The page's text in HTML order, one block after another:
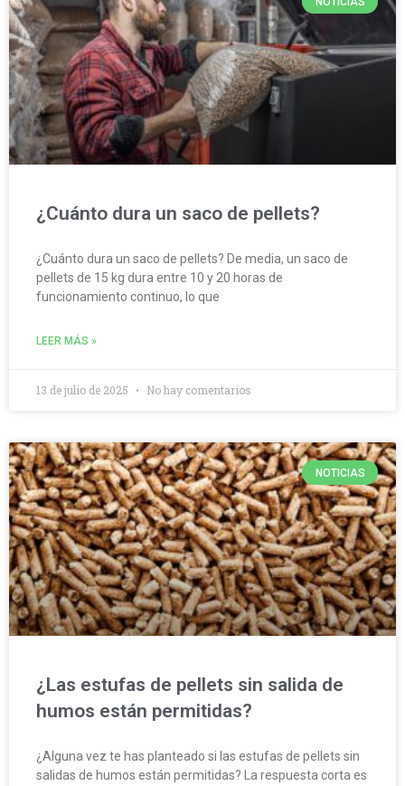
¿Cuánto dura un saco de pellets?
¿Cuánto dura un saco de pellets? De media, un saco de
pellets de 15 kg dura entre 10 y 20 horas de
funcionamiento continuo, lo que
LEER MÁS »
13 de julio de 2025 No hay comentarios
NOTICIAS
¿Las estufas de pellets sin salida de
humos están permitidas?
¿Alguna vez te has planteado si las estufas de pellets sin
salidas de humos están permitidas? La respuesta corta es